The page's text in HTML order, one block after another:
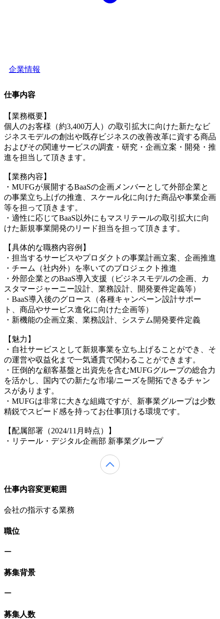
企業情報
仕事内容
【業務概要】
個人のお客様（約3,400万人）の取引拡大に向けた新たなビ
ジネスモデルの創出や既存ビジネスの改善改革に資する商品
およびその関連サービスの調査・研究・企画立案・開発・推
進を担当して頂きます。
【業務内容】
・MUFGが展開するBaaSの企画メンバーとして外部企業と
の事業立ち上げの推進、スケール化に向けた商品や事業企画
等を担って頂きます。
・適性に応じてBaaS以外にもマスリテールの取引拡大に向
けた新規事業開発のリード担当を担って頂きます。
【具体的な職務内容例】
・担当するサービスやプロダクトの事業計画立案、企画推進
・チーム（社内外）を率いてのプロジェクト推進
・外部企業とのBaaS導入支援（ビジネスモデルの企画、カ
スタマージャーニー設計、業務設計、開発要件定義等）
・BaaS導入後のグロース（各種キャンペーン設計サポー
ト、商品やサービス進化に向けた企画等）
・新機能の企画立案、業務設計、システム開発要件定義
【魅力】
・自社サービスとして新規事業を立ち上げることができ、そ
の運営や収益化まで一気通貫で関わることができます。
・圧倒的な顧客基盤と出資先を含むMUFGグループの総合力
を活かし、国内での新たな市場/ニーズを開拓できるチャン
スがあります。
・MUFGは非常に大きな組織ですが、新事業グループは少数
精鋭でスピード感を持ってお仕事頂ける環境です。
【配属部署（2024/11月時点）】
・リテール・デジタル企画部 新事業グループ
仕事内容変更範囲
会社の指示する業務
職位
ー
募集背景
ー
募集人数